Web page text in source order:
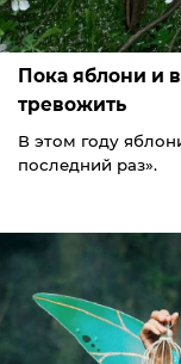
Пока яблони и
тревожить
В этом году
последний раз».